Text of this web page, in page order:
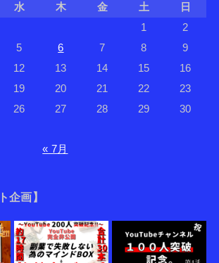
水 木 金 土
日
1
2
5 6 7 8
9
12 13 14 15
16
19 20 21 22
23
26 27 28 29
30
« 7月
企画】